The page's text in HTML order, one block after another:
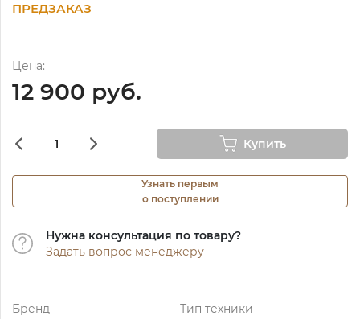
ПРЕДЗАКАЗ
Цена:
12 900 руб.
Купить
Узнать первым
о поступлении
Нужна консультация по товару?
Задать вопрос менеджеру
Бренд
Тип техники